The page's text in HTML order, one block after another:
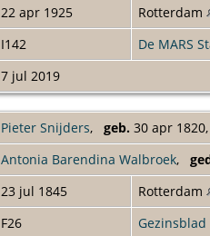
22 apr 1925
Rotterdam
I142 De MARS
7 jul 2019
Pieter Snijders, geb. 30 apr
Antonia Barendina Walbroek,
23 jul 1845 Rotterdam
F26 Gezinsblad